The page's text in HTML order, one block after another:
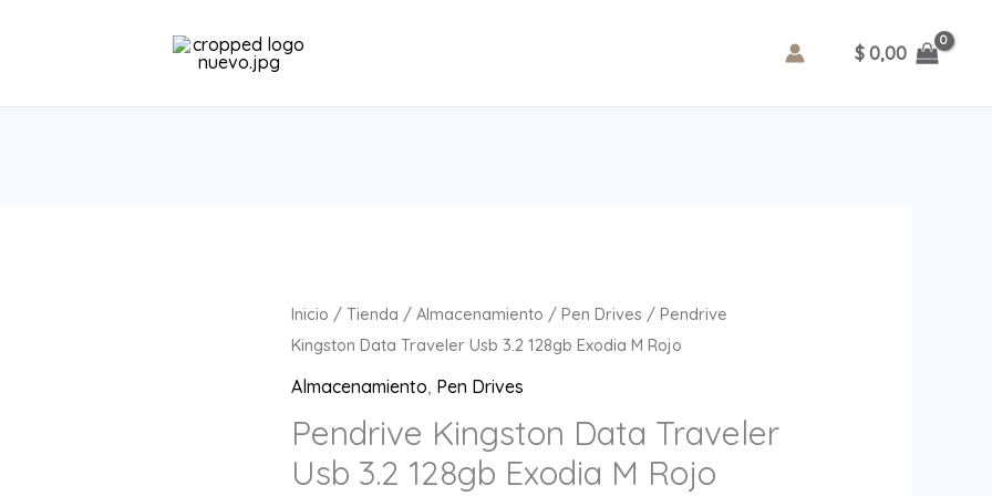
$0,00
Inicio /Tienda /Almacenamiento /Pen Drives / Pendrive
Kingston Data Traveler Usb 3.2 128gb Exodia M Rojo
Almacenamiento, Pen Drives
Pendrive Kingston Data Traveler
Usb 3.2 128gb Exodia M Rojo